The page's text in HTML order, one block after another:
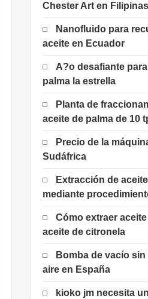
Chester Art en Filipinas
Nanofluido para
aceite en Ecuador
A?o desafiante
palma la estrella
Planta de
aceite de palma de 10
Precio de la
Sudáfrica
Extracción de
mediante
Cómo extraer
aceite de citronela
Bomba de vacío
aire en España
kioko jm necesita